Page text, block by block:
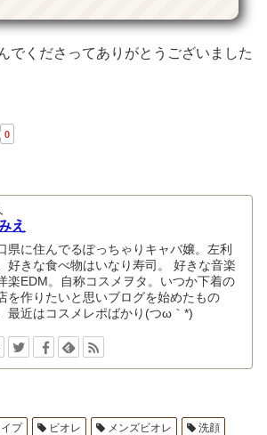
でくださってありがとうございました
0
え
県に住んでるぽっちゃりキャバ嬢。左利
好きな食べ物はいなり寿司。 好きな音楽
楽EDM。自称コスメヲタ。いつか下着の
を作りたいと思いブログを始めたもの
最近はコスメレポばかり(つω｀*)
プ ビオレ メンズビオレ 洗顔